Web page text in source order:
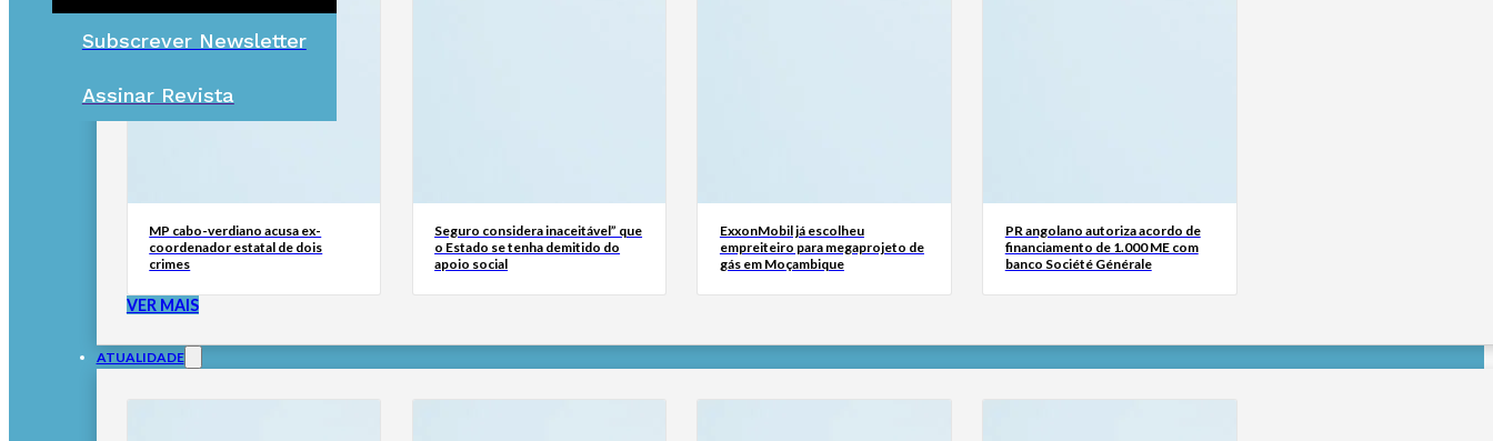
Subscrever Newsletter
Assinar Revista
MP cabo-verdiano acusa ex-
coordenador estatal de dois
crimes
Seguro considera inaceitável” que
o Estado se tenha demitido do
apoio social
ExxonMobil já escolheu
empreiteiro para megaprojeto de
gás em Moçambique
PR angolano autoriza acordo de
financiamento de 1.000 ME com
banco Société Générale
VER MAIS
ATUALIDADE